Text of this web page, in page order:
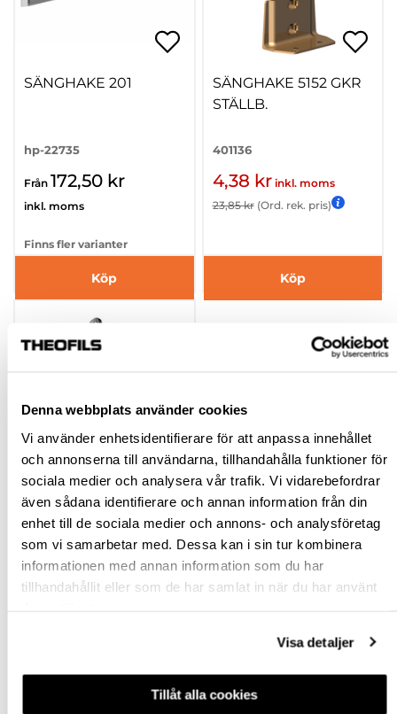
Denna webbplats använder cookies
Vi använder enhetsidentifierare för att anpassa innehållet
och annonserna till användarna, tillhandahålla funktioner för
sociala medier och analysera vår trafik. Vi vidarebefordrar
även sådana identifierare och annan information från din
enhet till de sociala medier och annons- och analysföretag
som vi samarbetar med. Dessa kan i sin tur kombinera
informationen med annan information som du har
tillhandahållit eller som de har samlat in när du har använt
Visa detaljer
Tillåt alla cookies
SÄNGHAKE 201
hp-22735
Från 172,50 kr
inkl. moms
Finns fler varianter
Köp
SÄNGHAKE 5152 GKR
STÄLLB.
401136
4,38 kr inkl. moms
23,85 kr (Ord. rek. pris)
Köp
SÄNGHAKE 947
hp-22734
Från 130,95 kr